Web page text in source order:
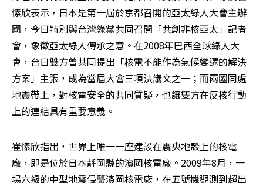
愫欣表示，日本是第一屆於京都召開的亞太綠人大會主辦
國，今日特別與台灣綠黨共同召開「共創非核亞太」記者
會，象徵亞太綠人傳承之意。在2008年巴西全球綠人大
會，台日雙方曾共同提出「核電不能作為氣候變遷的解決
方案」主張，成為當屆大會三項決議文之一；而兩國同處
地震帶上，對核電安全的共同質疑，也讓雙方在反核行動
上的連結具有重要意義。
崔愫欣指出，世界上唯一一座建設在震央地殼上的核電
廠，即是位於日本靜岡縣的濱岡核電廠。2009年8月，一
場六級的中型地震侵襲濱岡核電廠，在五號機觀測到超出